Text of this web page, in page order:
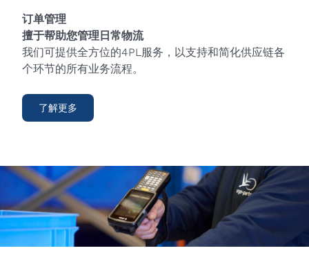
订单管理
擅于帮助您管理日常物流
我们可提供全方位的4PL服务，以支持和简化供应链各
个环节的所有业务流程。
了解更多